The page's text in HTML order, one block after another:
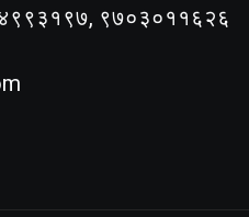
४९९३१९७, ९७०३०११६२६